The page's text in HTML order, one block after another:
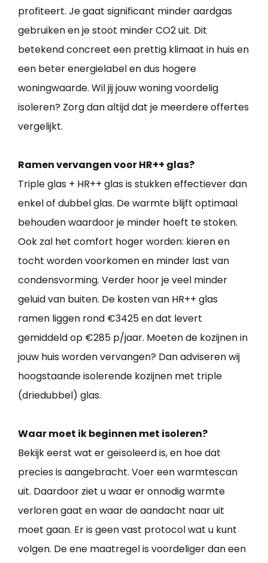
profiteert. Je gaat significant minder aardgas
gebruiken en je stoot minder CO2 uit. Dit
betekend concreet een prettig klimaat in huis en
een beter energielabel en dus hogere
woningwaarde. Wil jij jouw woning voordelig
isoleren? Zorg dan altijd dat je meerdere offertes
vergelijkt.
Ramen vervangen voor HR++ glas?
Triple glas + HR++ glas is stukken effectiever dan
enkel of dubbel glas. De warmte blijft optimaal
behouden waardoor je minder hoeft te stoken.
Ook zal het comfort hoger worden: kieren en
tocht worden voorkomen en minder last van
condensvorming. Verder hoor je veel minder
geluid van buiten. De kosten van HR++ glas
ramen liggen rond €3425 en dat levert
gemiddeld op €285 p/jaar. Moeten de kozijnen in
jouw huis worden vervangen? Dan adviseren wij
hoogstaande isolerende kozijnen met triple
(driedubbel) glas.
Waar moet ik beginnen met isoleren?
Bekijk eerst wat er geïsoleerd is, en hoe dat
precies is aangebracht. Voer een warmtescan
uit. Daardoor ziet u waar er onnodig warmte
verloren gaat en waar de aandacht naar uit
moet gaan. Er is geen vast protocol wat u kunt
volgen. De ene maatregel is voordeliger dan een